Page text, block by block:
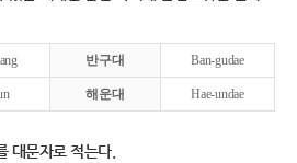
반구대 Ban-gudae
해운대 Hae-undae
대문자로 적는다.